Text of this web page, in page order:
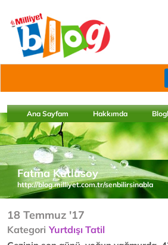
Ana Sayfam Hakkımda
Fatma Kutlusoy
http://blog.milliyet.com.tr/senbilirsinabla
18 Temmuz '17
Kategori Yurtdışı Tatil